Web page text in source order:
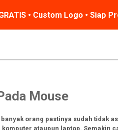
• Custom Logo • Siap
Mouse
orang pastinya sudah tidak
ataupun laptop. Semakin